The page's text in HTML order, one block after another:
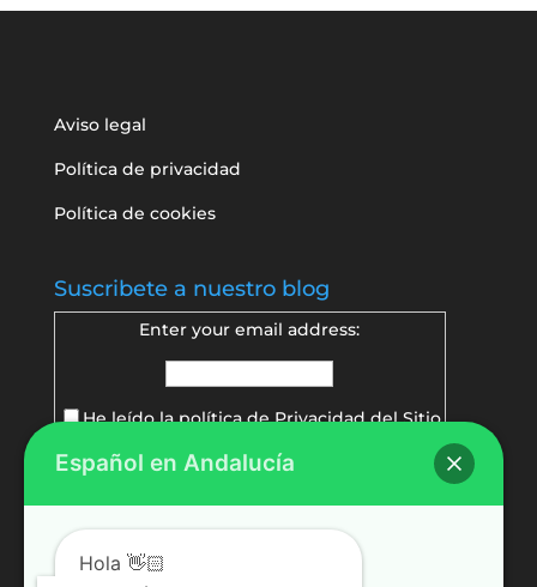
Aviso legal
Política de privacidad
Política de cookies
Suscribete a nuestro blog
Enter your email address:
He leído la política dePrivacidad del Sitio
Español en Andalucía
Hola 👋🏻